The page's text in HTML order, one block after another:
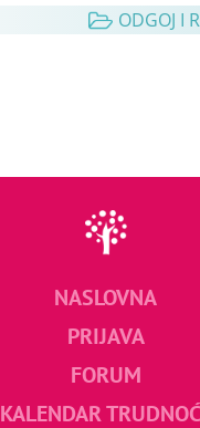
ODGOJ I
NASLOVNA
PRIJAVA
FORUM
KALENDAR